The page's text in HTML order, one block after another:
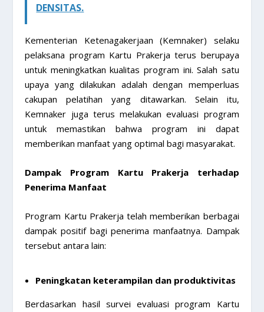
DENSITAS.
Kementerian Ketenagakerjaan (Kemnaker) selaku
pelaksana program Kartu Prakerja terus berupaya
untuk meningkatkan kualitas program ini. Salah satu
upaya yang dilakukan adalah dengan memperluas
cakupan pelatihan yang ditawarkan. Selain itu,
Kemnaker juga terus melakukan evaluasi program
untuk memastikan bahwa program ini dapat
memberikan manfaat yang optimal bagi masyarakat.
Dampak Program Kartu Prakerja terhadap
Penerima Manfaat
Program Kartu Prakerja telah memberikan berbagai
dampak positif bagi penerima manfaatnya. Dampak
tersebut antara lain:
Peningkatan keterampilan dan produktivitas
Berdasarkan hasil survei evaluasi program Kartu